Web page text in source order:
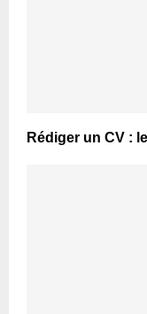
Rédiger un CV :